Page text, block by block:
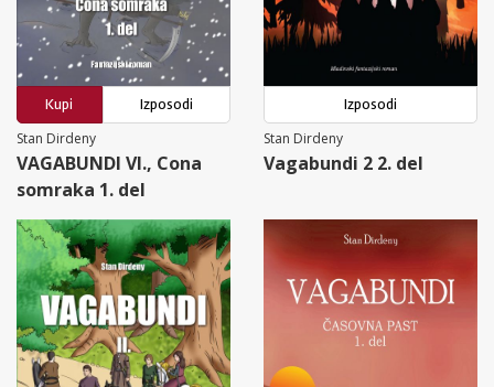
Kupi
Izposodi
Stan Dirdeny
VAGABUNDI VI., Cona
somraka 1. del
Izposodi
Stan Dirdeny
Vagabundi 2 2. del